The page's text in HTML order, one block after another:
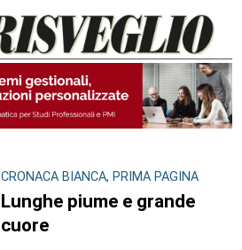
CRONACA BIANCA, PRIMA PAGINA
Lunghe piume e grande
cuore